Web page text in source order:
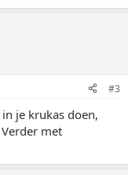
#3
je krukas doen,
met